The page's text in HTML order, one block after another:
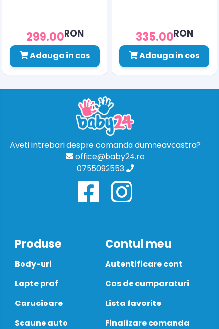
299.00RON
Adauga in cos
335.00RON
Adauga in cos
Aveti intrebari despre comanda dumneavoastra?
office@baby24.ro
0755092553
Produse
Body-uri
Lapte praf
Carucioare
Scaune auto
Contul meu
Autentificare cont
Cos de cumparaturi
Lista favorite
Finalizare comanda